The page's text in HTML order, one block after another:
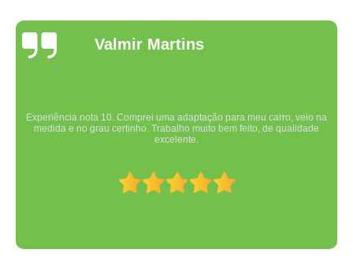
Valmir Martins
Experiência nota 10. Comprei uma adaptação para meu carro, veio na
medida e no grau certinho. Trabalho muito bem feito, de qualidade
excelente.